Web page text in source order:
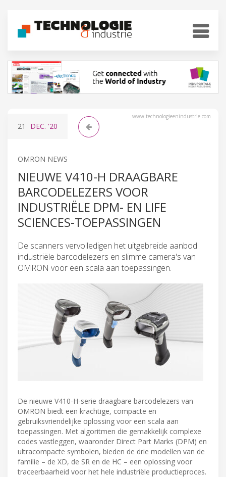
www.technologieenindustrie.com
21 DEC. '20
OMRON NEWS
NIEUWE V410-H DRAAGBARE
BARCODELEZERS VOOR
INDUSTRIËLE DPM- EN LIFE
SCIENCES-TOEPASSINGEN
De scanners vervolledigen het uitgebreide aanbod
industriële barcodelezers en slimme camera's van
OMRON voor een scala aan toepassingen.
De nieuwe V410-H-serie draagbare barcodelezers van
OMRON biedt een krachtige, compacte en
gebruiksvriendelijke oplossing voor een scala aan
toepassingen. Met algoritmen die gemakkelijk complexe
codes vastleggen, waaronder Direct Part Marks (DPM) en
ultracompacte symbolen, bieden de drie modellen van de
familie – de XD, de SR en de HC – een oplossing voor
traceerbaarheid voor het hele industriële productieproces.